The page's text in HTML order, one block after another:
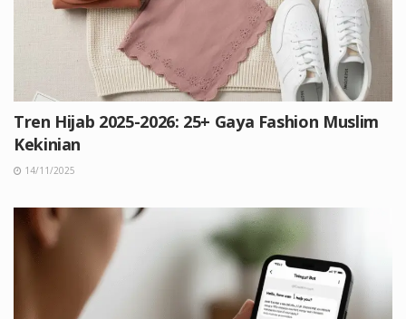
Tren Hijab 2025-2026: 25+ Gaya Fashion Muslim
Kekinian
14/11/2025